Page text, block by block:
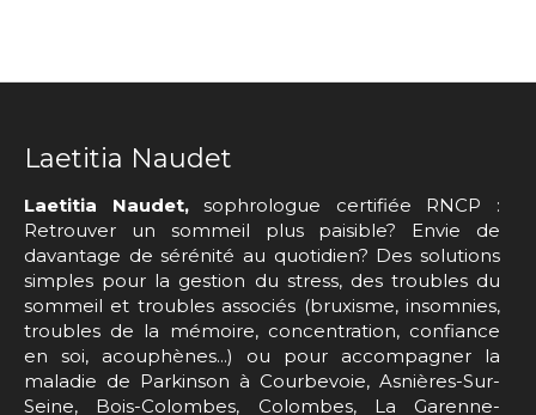
Laetitia Naudet
Laetitia Naudet,sophrologue certifiée RNCP :
Retrouver un sommeil plus paisible? Envie de
davantage de sérénité au quotidien? Des solutions
simples pour la gestion du stress, des troubles du
sommeil et troubles associés (bruxisme, insomnies,
troubles de la mémoire, concentration, confiance
en soi, acouphènes...) ou pour accompagner la
maladie de Parkinson à Courbevoie, Asnières-Sur-
Seine, Bois-Colombes, Colombes, La Garenne-